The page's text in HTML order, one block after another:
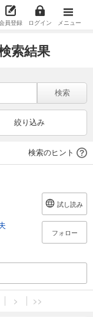
員登録 ログイン メニュー
索結果
検索
絞り込み
検索のヒント
試し読み
フォロー
> >>